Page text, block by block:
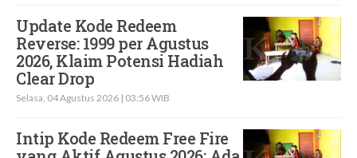
Update Kode Redeem
Reverse: 1999 per Agustus
2026, Klaim Potensi Hadiah
Clear Drop
Selasa, 04 Agustus 2026 | 03:56 WIB
Intip Kode Redeem Free Fire